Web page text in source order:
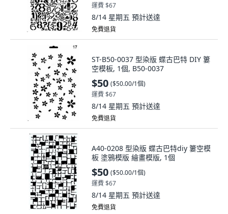
運費 $67
8/14 星期五 預計送達
免費退貨
ST-B50-0037 型染版 蝶古巴特 DIY 簍
空模板, 1個, B50-0037
$50 ($50.00/1個)
運費 $67
8/14 星期五 預計送達
免費退貨
A40-0208 型染版 蝶古巴特diy 簍空模
板 塗鴉模版 繪畫模版, 1個
$50 ($50.00/1個)
運費 $67
8/14 星期五 預計送達
免費退貨